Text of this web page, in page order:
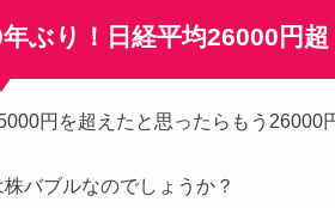
ぶり！日経平均26000円超
円を超えたと思ったらもう26000
株バブルなのでしょうか？